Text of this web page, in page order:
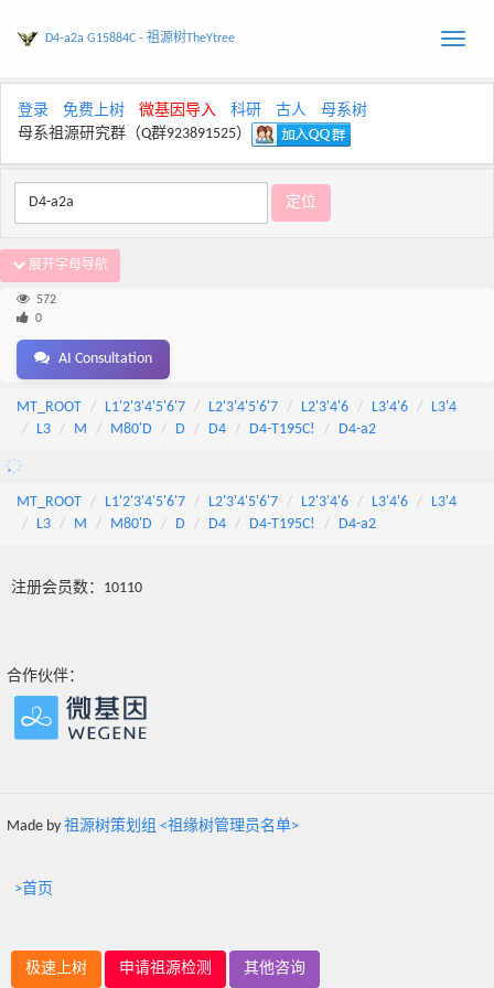
Toggle
D4-a2a G15884C - 祖源树TheYtree
登录 免费上树 微基因导入 科研 古人
母系树
母系祖源研究群（Q群923891525）
展开字母导航
572
0
AI Consultation
MT_ROOT L1'2'3'4'5'6'7 L2'3'4'5'6'7 L2'3'4'6 L3'4'6
L3'4
L3
M M80'D D D4 D4-T195C! D4-a2
MT_ROOT L1'2'3'4'5'6'7 L2'3'4'5'6'7 L2'3'4'6 L3'4'6
L3'4
L3
M M80'D D D4 D4-T195C! D4-a2
注册会员数：10110
合作伙伴：
Made by 祖源树策划组 <祖缘树管理员名单>
>首页
极速上树 申请祖源检测 其他咨询